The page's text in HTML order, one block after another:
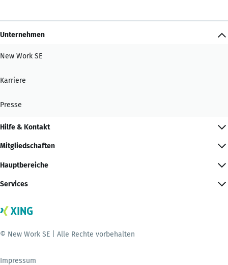
Unternehmen
New Work SE
Karriere
Presse
Hilfe & Kontakt
Mitgliedschaften
Hauptbereiche
Services
© New Work SE | Alle Rechte vorbehalten
Impressum